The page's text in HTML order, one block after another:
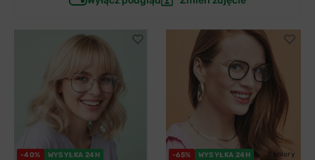
-40% WYSYŁKA 24H -65% WYSYŁKA 24H 2 kolory